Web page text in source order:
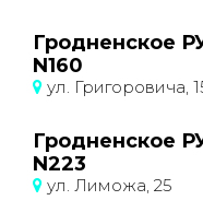
Гродненское
N160
ул. Григоровича,
Гродненское
N223
ул. Лиможа, 25